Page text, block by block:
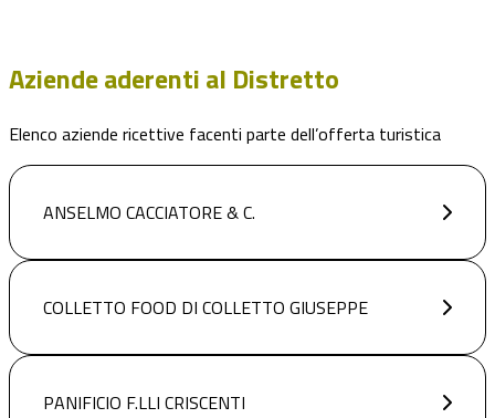
Aziende aderenti al Distretto
Elenco aziende ricettive facenti parte dell’offerta turistica
ANSELMO CACCIATORE & C.
COLLETTO FOOD DI COLLETTO GIUSEPPE
PANIFICIO F.LLI CRISCENTI